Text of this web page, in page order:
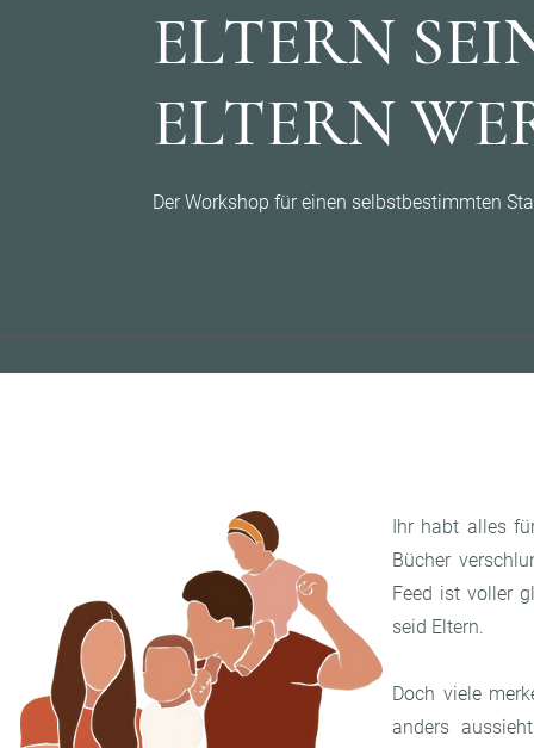
ELTERN
ELTERN
Der Workshop für einen selbstbestimmten
Ihr habt alles
Bücher
Feed ist voller
seid Eltern.
Doch viele
anders